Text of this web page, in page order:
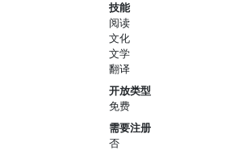
技能
阅读
文化
文学
翻译
开放类型
免费
需要注册
否